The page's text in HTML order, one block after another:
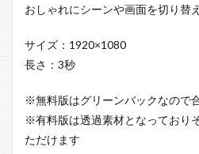
おしゃれにシーンや画面を切り替
サイズ：1920×1080
長さ：3秒
※無料版はグリーンバックなので
※有料版は透過素材となっており
ただけます